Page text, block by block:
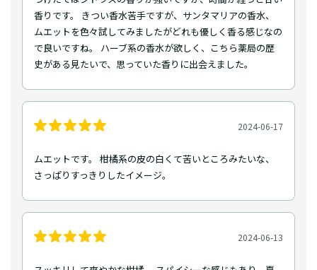
香りです。 きつい香水苦手ですが、サンタマリアの香水、
ムエットを色々試してみましたがどれも優しく香る感じなの
で良いですね。 ハーブ系の香水が欲しく、こちら薬局の歴
史がある見たいで、思っていた香りに出会えました。
2024-06-17
ムエットです。 柑橘系の皮の白くて苦いところみたいな、
さっぱりすっきりしたイメージ。
2024-06-13